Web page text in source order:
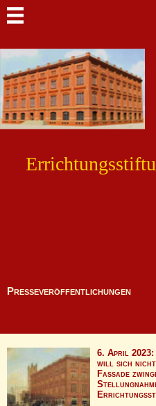
Presseveröffentlichungen
6. April 2023:
will sich
Fassade